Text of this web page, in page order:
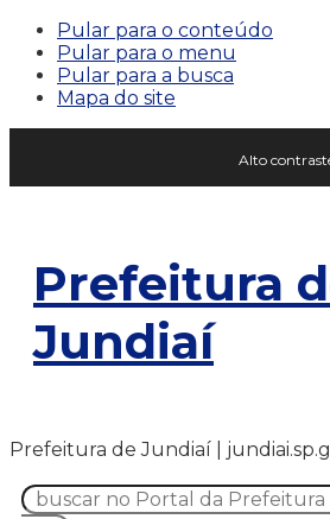
Pular para o conteúdo
Pular para o menu
Pular para a busca
Mapa do site
Alto
Prefeitura
Jundiaí
Prefeitura de Jundiaí |